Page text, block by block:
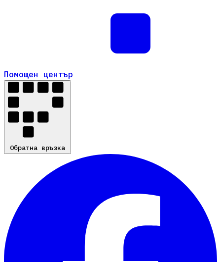
Помощен център
Помощен център
Обратна връзка
Обратна връзка